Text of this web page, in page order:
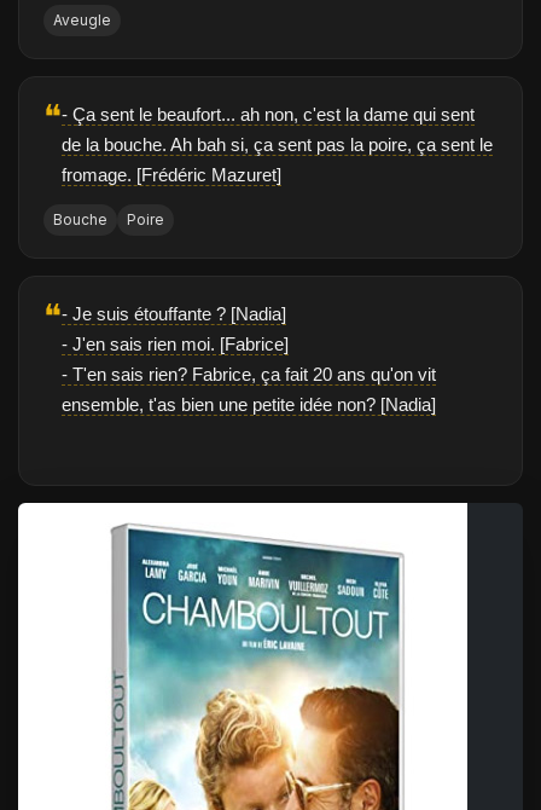
Aveugle
❝- Ça sent le beaufort... ah non, c'est la dame qui sent
de la bouche. Ah bah si, ça sent pas la poire, ça sent le
fromage. [Frédéric Mazuret]
Bouche Poire
❝- Je suis étouffante ? [Nadia]
- J'en sais rien moi. [Fabrice]
- T'en sais rien? Fabrice, ça fait 20 ans qu'on vit
ensemble, t'as bien une petite idée non? [Nadia]